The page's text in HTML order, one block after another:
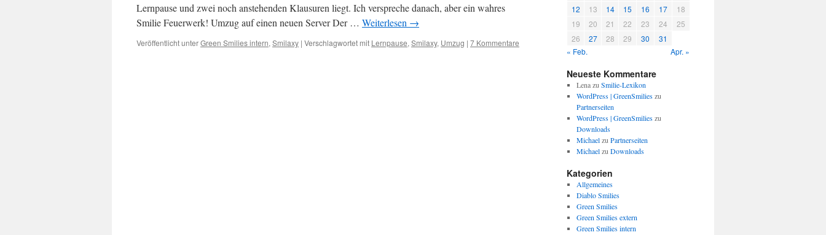
Lernpause und zwei noch anstehenden Klausuren liegt. Ich verspreche danach, aber ein wahres
Smilie Feuerwerk! Umzug auf einen neuen Server Der … Weiterlesen →
Veröffentlicht unterGreen Smilies intern, Smilaxy | Verschlagwortet mit Lernpause, Smilaxy, Umzug | 7 Kommentare
12
13 14 15 16 17
18
19
20 21 22 23 24
25
26
27 28 29 30
31
« Feb.
Apr. »
Neueste Kommentare
Lenazu Smilie-Lexikon
WordPress | GreenSmilieszu
Partnerseiten
WordPress | GreenSmilieszu
Downloads
Michaelzu Partnerseiten
Michaelzu Downloads
Kategorien
Allgemeines
Diablo Smilies
Green Smilies
Green Smilies extern
Green Smilies intern